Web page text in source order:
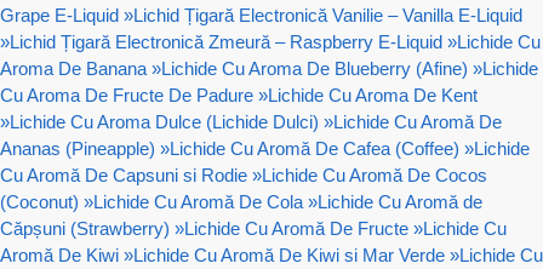
Grape E-Liquid »Lichid Țigară Electronică Vanilie – Vanilla E-Liquid
»Lichid Țigară Electronică Zmeură – Raspberry E-Liquid »Lichide Cu
Aroma De Banana »Lichide Cu Aroma De Blueberry (Afine) »Lichide
Cu Aroma De Fructe De Padure »Lichide Cu Aroma De Kent
»Lichide Cu Aroma Dulce (Lichide Dulci) »Lichide Cu Aromă De
Ananas (Pineapple) »Lichide Cu Aromă De Cafea (Coffee) »Lichide
Cu Aromă De Capsuni si Rodie »Lichide Cu Aromă De Cocos
(Coconut) »Lichide Cu Aromă De Cola »Lichide Cu Aromă de
Căpșuni (Strawberry) »Lichide Cu Aromă De Fructe »Lichide Cu
Aromă De Kiwi »Lichide Cu Aromă De Kiwi si Mar Verde »Lichide Cu